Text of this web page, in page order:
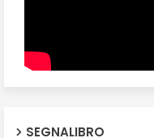
SEGNALIBRO